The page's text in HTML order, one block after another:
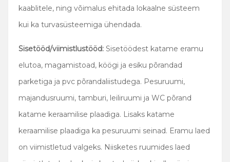
kaablitele, ning võimalus ehitada lokaalne süsteem
kui ka turvasüsteemiga ühendada.
Sisetööd/viimistlustööd: Sisetöödest katame eramu
elutoa, magamistoad, köögi ja esiku põrandad
parketiga ja pvc põrandaliistudega. Pesuruumi,
majandusruumi, tamburi, leiliruumi ja WC põrand
katame keraamilise plaadiga. Lisaks katame
keraamilise plaadiga ka pesuruumi seinad. Eramu laed
on viimistletud valgeks. Niisketes ruumides laed